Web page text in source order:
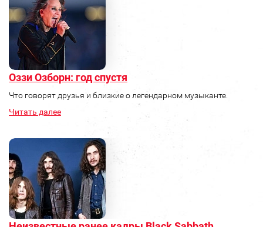
Оззи Озборн: год спустя
Что говорят друзья и близкие о легендарном музыканте.
Читать далее